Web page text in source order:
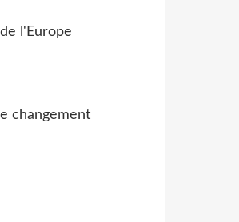
l'Europe
changement